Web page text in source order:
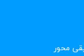
محور